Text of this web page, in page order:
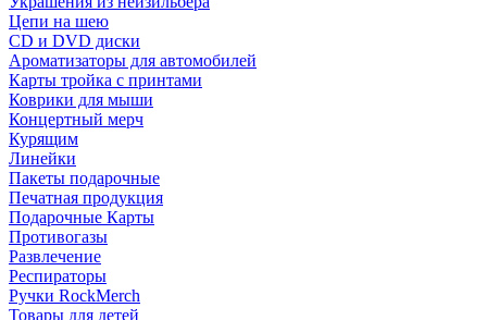
Цепи на шею
CD и DVD диски
Ароматизаторы для автомобилей
Карты тройка с принтами
Коврики для мыши
Концертный мерч
Курящим
Линейки
Пакеты подарочные
Печатная продукция
Подарочные Карты
Противогазы
Развлечение
Респираторы
Ручки RockMerch
Товары для детей